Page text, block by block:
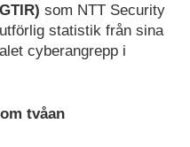
som NTT Security
statistik från sina
cyberangrepp i
tvåan